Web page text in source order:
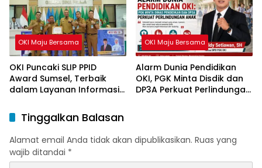
OKI Maju Bersama
OKI Puncaki SLIP PPID
Award Sumsel, Terbaik
dalam Layanan Informasi
OKI Maju Bersama
Alarm Dunia Pendidikan
OKI, PGK Minta Disdik dan
DP3A Perkuat Perlindungan
Tinggalkan Balasan
Alamat email Anda tidak akan dipublikasikan. Ruas yang
wajib ditandai *